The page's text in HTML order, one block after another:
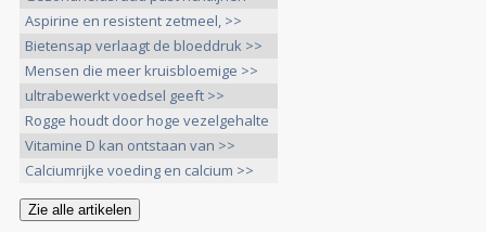
Aspirine en resistent zetmeel, >>
Bietensap verlaagt de bloeddruk >>
Mensen die meer kruisbloemige >>
ultrabewerkt voedsel geeft >>
Rogge houdt door hoge vezelgehalte
>>
Vitamine D kan ontstaan van >>
Calciumrijke voeding en calcium >>